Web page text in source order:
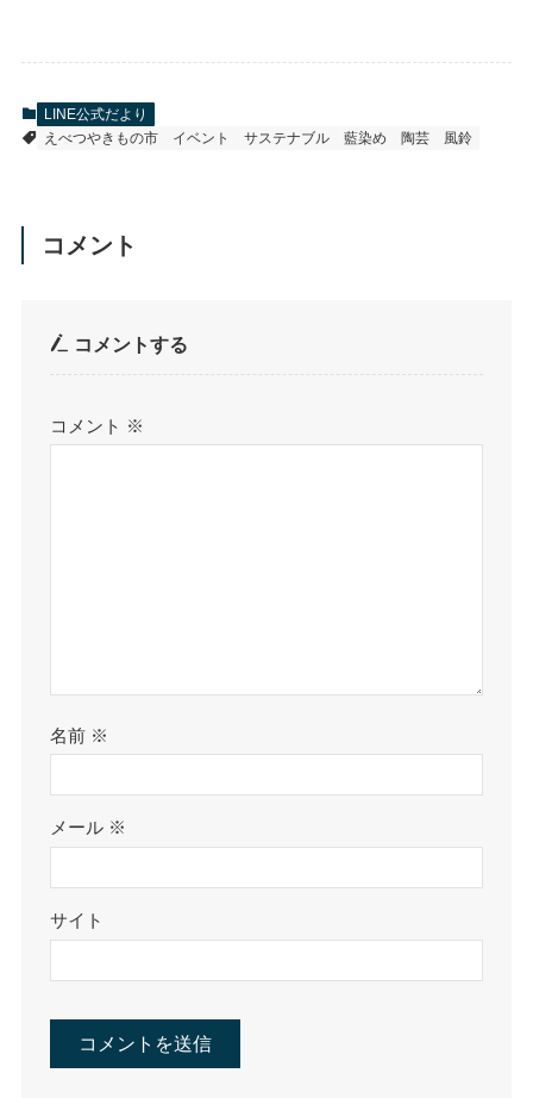
LINE公式だより
えべつやきもの市
イベント サステナブル 藍染め 陶芸 風鈴
コメント
コメントする
コメント ※
名前 ※
メール ※
サイト